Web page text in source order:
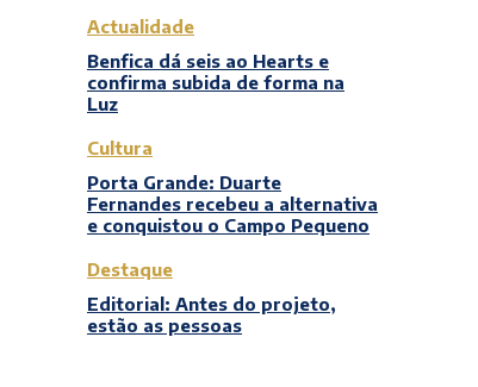
Actualidade
Benfica dá seis ao Hearts e
confirma subida de forma na
Luz
Cultura
Porta Grande: Duarte
Fernandes recebeu a alternativa
e conquistou o Campo Pequeno
Destaque
Editorial: Antes do projeto,
estão as pessoas